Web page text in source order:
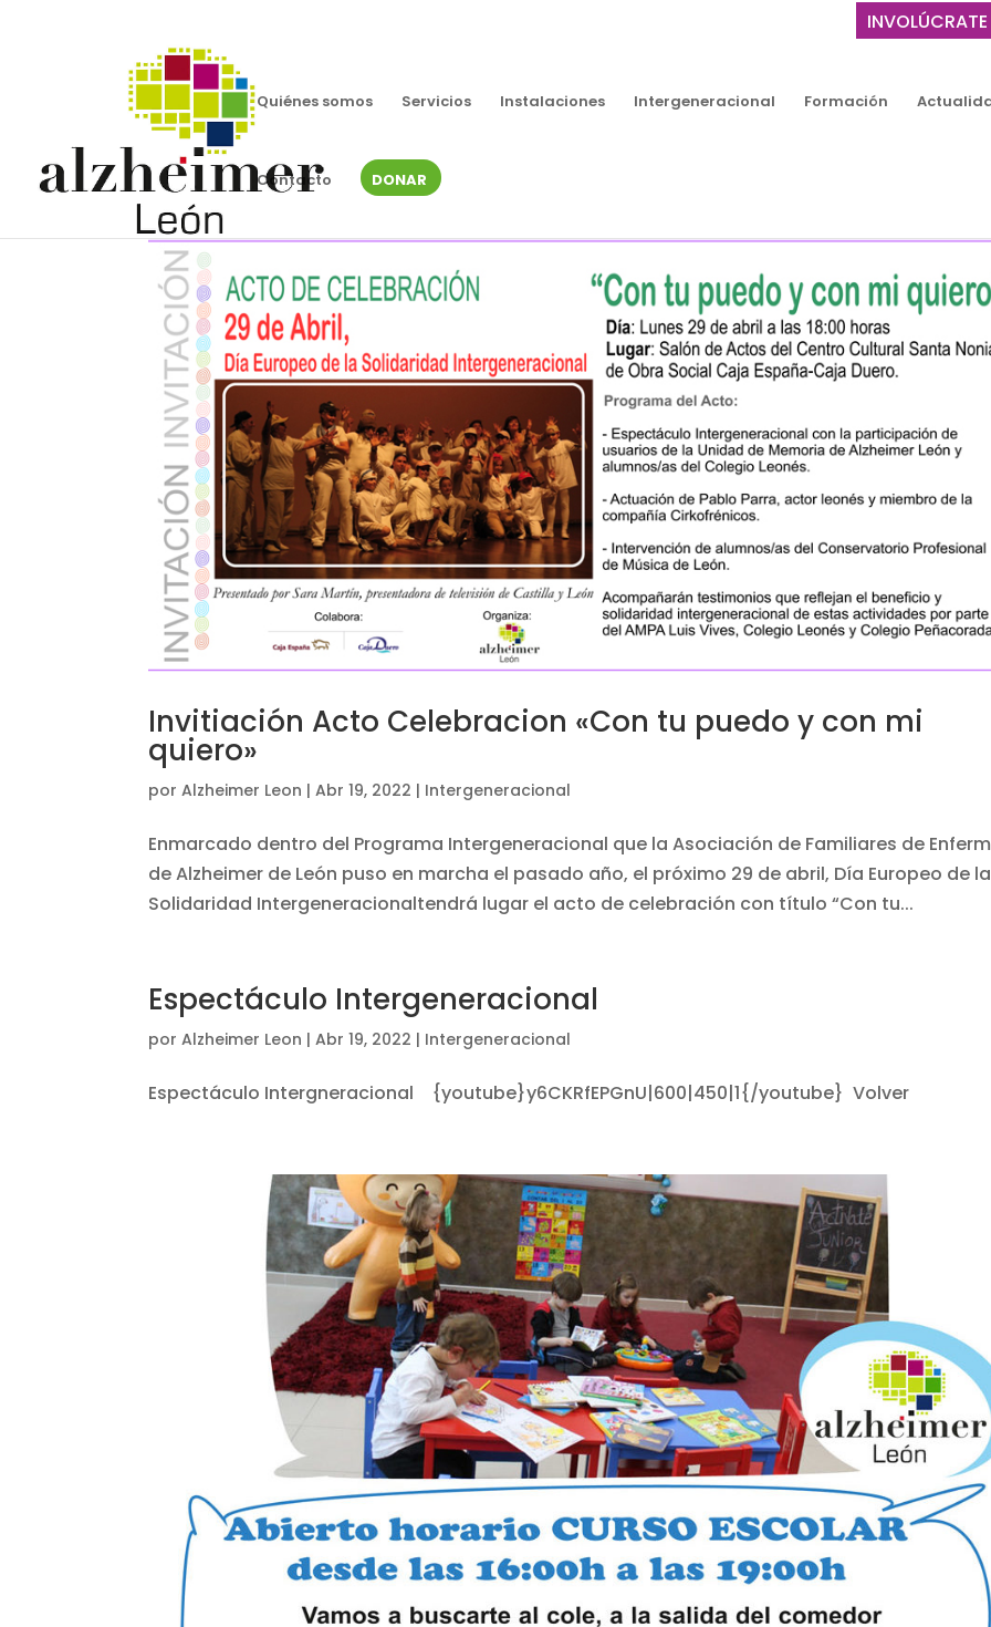
INVOLÚCRATE
Quiénes somos Servicios Instalaciones Intergeneracional Formación
Contacto DONAR
Invitiación Acto Celebracion «Con tu puedo y con mi
quiero»
porAlzheimer Leon |Abr 19, 2022 | Intergeneracional
Enmarcado dentro del Programa Intergeneracional que la Asociación de Familiares de
de Alzheimer de León puso en marcha el pasado año, el próximo 29 de abril, Día Europeo de la
Solidaridad Intergeneracionaltendrá lugar el acto de celebración con título “Con tu...
Espectáculo Intergeneracional
porAlzheimer Leon |Abr 19, 2022 | Intergeneracional
Espectáculo Intergneracional {youtube}y6CKRfEPGnU|600|450|1{/youtube} Volver